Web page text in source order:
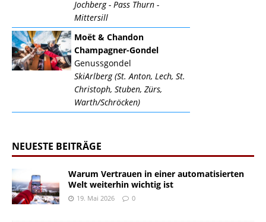
Jochberg - Pass Thurn -
Mittersill
Moët & Chandon
Champagner-Gondel
Genussgondel
SkiArlberg (St. Anton, Lech, St.
Christoph, Stuben, Zürs,
Warth/Schröcken)
NEUESTE BEITRÄGE
Warum Vertrauen in einer automatisierten
Welt weiterhin wichtig ist
19. Mai 2026 0